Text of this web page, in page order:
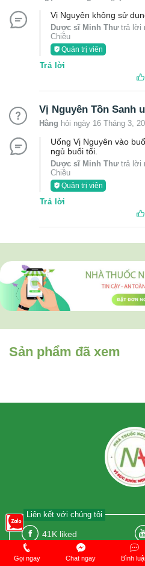
Vị Nguyên không sử
Dược sĩ Minh Thưtrả lời
Chiều
Quản trị viên
Trả lời
Vị Nguyên Tồn Sanh
Hằng hỏi ngày 16 Tháng 3,
Uống Vị Nguyên vào
ngủ buổi tối.
Dược sĩ Minh Thưtrả lời
Chiều
Quản trị viên
Trả lời
Sản phẩm đã xem
Liên kết với chúng tôi
41K liked
followers
Gọi ngay Chat ngay Bình